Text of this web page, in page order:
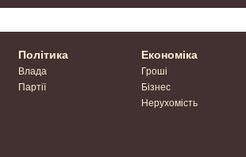
Політика
Влада
Партії
Економіка
Гроші
Бізнес
Нерухомість